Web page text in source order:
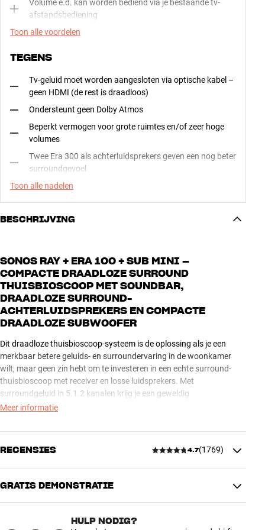
Volume e.d. kan worden bediend via je bestaande tv-
afstandsbediening
Toon alle voordelen
TEGENS
Tv-geluid moet worden aangesloten via optische kabel –
geen HDMI (de rest is draadloos)
Ondersteunt geen Dolby Atmos
Beperkt vermogen voor grote ruimtes en/of zeer hoge
volumes
Twee Era 300 als achterluidsprekers geven een nog beter
surroundgevoel
Toon alle nadelen
BESCHRIJVING
SONOS RAY + ERA 100 + SUB MINI –
COMPACTE DRAADLOZE SURROUND
THUISBIOSCOOP MET SOUNDBAR,
DRAADLOZE SURROUND-
ACHTERLUIDSPREKERS EN COMPACTE
DRAADLOZE SUBWOOFER
Dit draadloze thuisbioscoop-systeem is de oplossing als je een
merkbaar betere geluids- en surroundervaring in de woonkamer
wilt, maar geen zin hebt om te investeren in een echte surround-
thuisbioscoop met receiver en losse luidsprekers. Met
surroundgeluid in 5.1.2 kanalen krijg je een geweldig
surroundgevoel, of je nu films, concerten, gaming of iets anders op
De Sonos Ray is Sonos' meest compacte soundbar en past perfect
bij kleinere woonkamers en tv's. Wanneer je, zoals hier, een
compacte draadloze Sonos Sub Mini en twee draadloze Sonos Era
100 als surround-achterluidsprekers toevoegt, krijg je een compleet
ingewikkelde installatie en lange luidsprekerkabels door de
Meer informatie
RECENSIES 4.7(1769)
4.7
GRATIS DEMONSTRATIE
HULP NODIG?